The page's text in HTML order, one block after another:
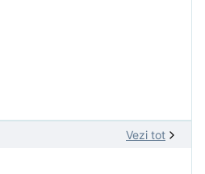
Vezi tot